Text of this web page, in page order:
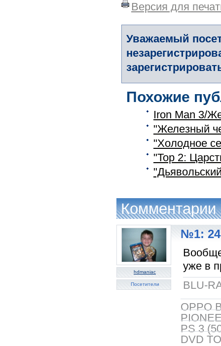
Версия для
Уважаемый
Похожие
Iron Man 3/
"Железный
"Холодное
"Тор 2:
Комментарии
hdmaniac
Посетители
№1: 24
уже в
BLU-
OPPO
PS 3
DVD